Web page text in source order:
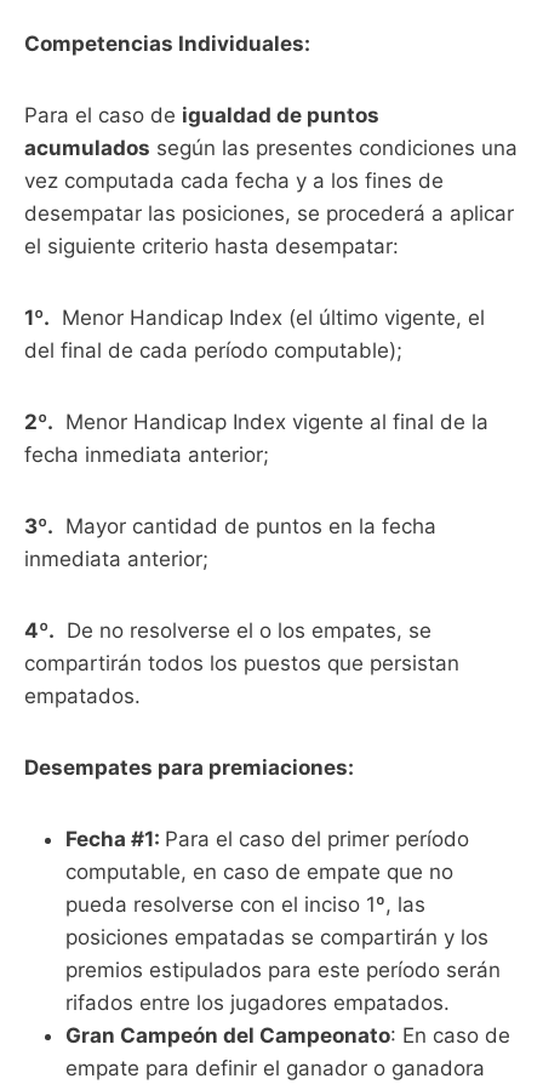
Competencias Individuales:
Para el caso de igualdad de puntos
acumulados según las presentes condiciones una
vez computada cada fecha y a los fines de
desempatar las posiciones, se procederá a aplicar
el siguiente criterio hasta desempatar:
1º. Menor Handicap Index (el último vigente, el
del final de cada período computable);
2º. Menor Handicap Index vigente al final de la
fecha inmediata anterior;
3º. Mayor cantidad de puntos en la fecha
inmediata anterior;
4º. De no resolverse el o los empates, se
compartirán todos los puestos que persistan
empatados.
Desempates para premiaciones:
Fecha #1: Para el caso del primer período
computable, en caso de empate que no
pueda resolverse con el inciso 1º, las
posiciones empatadas se compartirán y los
premios estipulados para este período serán
rifados entre los jugadores empatados.
Gran Campeón del Campeonato: En caso de
empate para definir el ganador o ganadora